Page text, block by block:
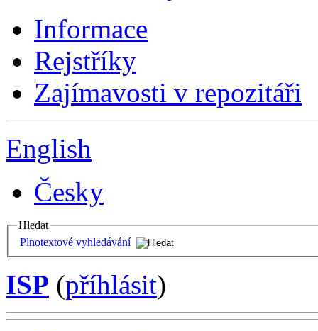
Informace
Rejstříky
Zajímavosti v repozitáři
English
Česky
Hledat
Plnotextové vyhledávání
ISP (příhlásit)